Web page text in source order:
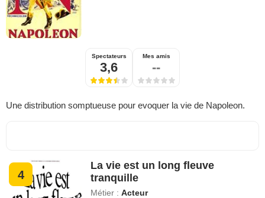
Spectateurs
3,6
Mes amis
--
Une distribution somptueuse pour evoquer la vie de Napoleon.
4
La vie est un long fleuve
tranquille
Métier :Acteur